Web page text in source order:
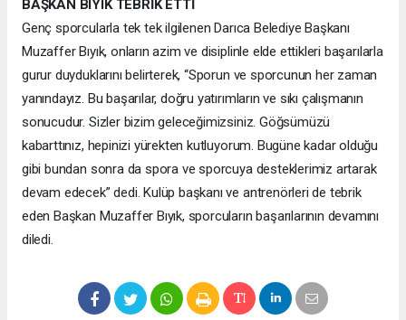
BAŞKAN BIYIK TEBRİK ETTİ
Genç sporcularla tek tek ilgilenen Darıca Belediye Başkanı
Muzaffer Bıyık, onların azim ve disiplinle elde ettikleri başarılarla
gurur duyduklarını belirterek, “Sporun ve sporcunun her zaman
yanındayız. Bu başarılar, doğru yatırımların ve sıkı çalışmanın
sonucudur. Sizler bizim geleceğimizsiniz. Göğsümüzü
kabarttınız, hepinizi yürekten kutluyorum. Bugüne kadar olduğu
gibi bundan sonra da spora ve sporcuya desteklerimiz artarak
devam edecek” dedi. Kulüp başkanı ve antrenörleri de tebrik
eden Başkan Muzaffer Bıyık, sporcuların başarılarının devamını
diledi.